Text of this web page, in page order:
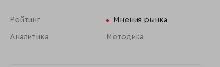
Рейтинг Мнения рынка
Аналитика Методика